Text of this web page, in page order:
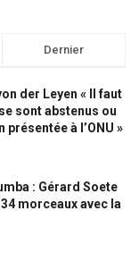
Dernier
der Leyen « Il faut
sont abstenus ou
à l’ONU »
: Gérard Soete
morceaux avec la